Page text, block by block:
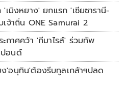
เมิงหยาง' ยกแรก 'เซียซารานี-
เจ้าถิ่น ONE Samurai 2
ะกาศคว้า 'กีมาไรส์' ร่วมทัพ
อนด์
'อนุทิน'ต้องรีบทูลเกล้าฯปลด